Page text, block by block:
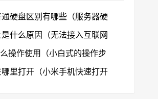
硬盘区别有哪些（服务器硬
什么原因（无法接入互联网
操作使用（小白式的操作步
里打开（小米手机快速打开